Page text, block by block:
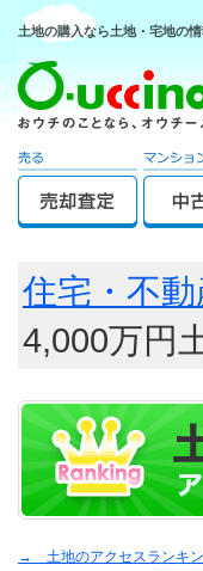
土地の購入なら土地・宅地の
住宅・不
4,000万円
→ 土地のアクセスランキ